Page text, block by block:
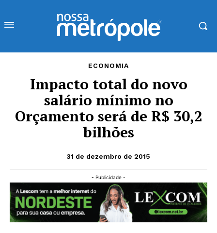
ECONOMIA
Impacto total do novo
salário mínimo no
Orçamento será de R$ 30,2
bilhões
31 de dezembro de 2015
- Publicidade -